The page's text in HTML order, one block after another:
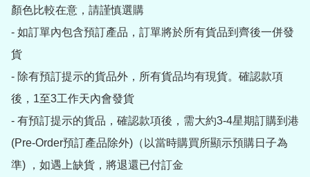
顏色比較在意，請謹慎選購
- 如訂單內包含預訂產品，訂單將於所有貨品到齊後一併發
貨
- 除有預訂提示的貨品外，所有貨品均有現貨。確認款項
後，1至3工作天內會發貨
- 有預訂提示的貨品，確認款項後，需大約3-4星期訂購到港
(Pre-Order預訂產品除外)（以當時購買所顯示預購日子為
準) ，如遇上缺貨，將退還已付訂金